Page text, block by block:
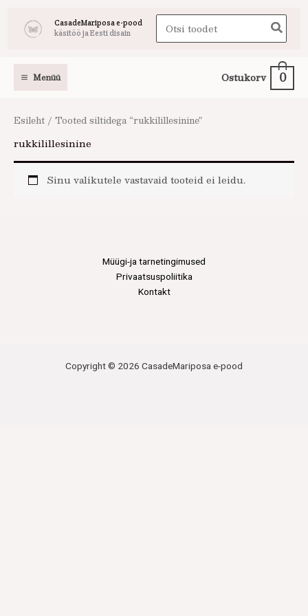
CasadeMariposa e-pood
käsitöö ja Eesti disain
Search
for:
Menüü Ostukorv 0
Esileht / Tooted siltidega “rukkilillesinine”
rukkilillesinine
Sinu valikutele vastavaid tooteid ei leidu.
Müügi-ja tarnetingimused
Privaatsuspoliitika
Kontakt
Copyright © 2026 CasadeMariposa e-pood